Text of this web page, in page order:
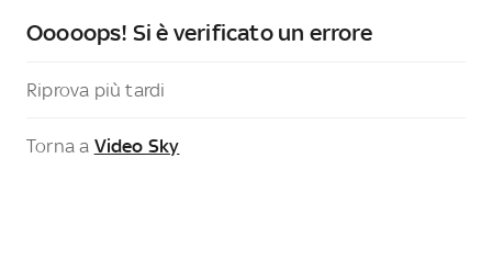
Ooooops! Si è verificato un errore
Riprova più tardi
Torna a Video Sky